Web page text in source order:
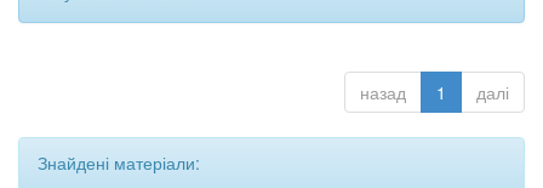
назад 1 далі
Знайдені матеріали: